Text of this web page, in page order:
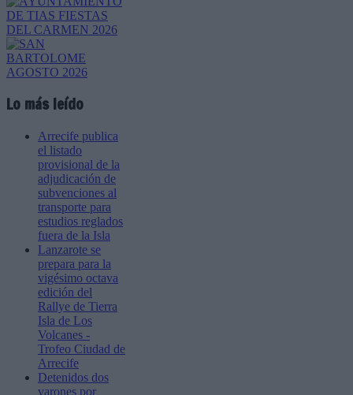
Lo más leído
Arrecife publica
el listado
provisional de la
adjudicación de
subvenciones al
transporte para
estudios reglados
fuera de la Isla
Lanzarote se
prepara para la
vigésimo octava
edición del
Rallye de Tierra
Isla de Los
Volcanes -
Trofeo Ciudad de
Arrecife
Detenidos dos
varones por